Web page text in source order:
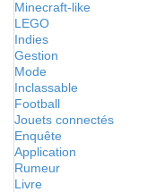
Minecraft-like
LEGO
Indies
Gestion
Mode
Inclassable
Football
Jouets connectés
Enquête
Application
Rumeur
Livre